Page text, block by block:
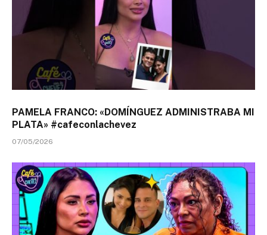
PAMELA FRANCO: «DOMÍNGUEZ ADMINISTRABA MI
PLATA» #cafeconlachevez
07/05/2026